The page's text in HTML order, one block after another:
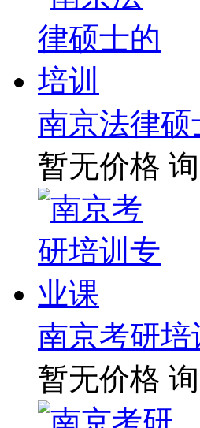
南京法律硕
暂无价格
南京考研培
暂无价格